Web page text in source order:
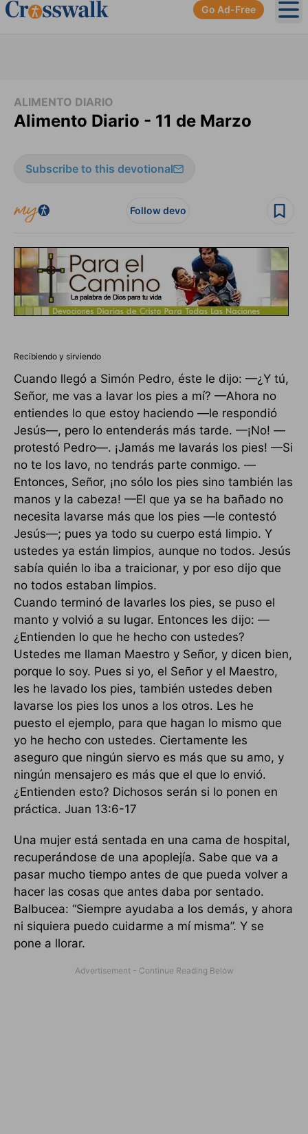
Go Ad-Free
ALIMENTO DIARIO
Alimento Diario - 11 de Marzo
Subscribe to this devotional
Follow devo
Recibiendo y sirviendo
Cuando llegó a Simón Pedro, éste le dijo: —¿Y tú,
Señor, me vas a lavar los pies a mí? —Ahora no
entiendes lo que estoy haciendo —le respondió
Jesús—, pero lo entenderás más tarde. —¡No! —
protestó Pedro—. ¡Jamás me lavarás los pies! —Si
no te los lavo, no tendrás parte conmigo. —
Entonces, Señor, ¡no sólo los pies sino también las
manos y la cabeza! —El que ya se ha bañado no
necesita lavarse más que los pies —le contestó
Jesús—; pues ya todo su cuerpo está limpio. Y
ustedes ya están limpios, aunque no todos. Jesús
sabía quién lo iba a traicionar, y por eso dijo que
no todos estaban limpios.
Cuando terminó de lavarles los pies, se puso el
manto y volvió a su lugar. Entonces les dijo: —
¿Entienden lo que he hecho con ustedes?
Ustedes me llaman Maestro y Señor, y dicen bien,
porque lo soy. Pues si yo, el Señor y el Maestro,
les he lavado los pies, también ustedes deben
lavarse los pies los unos a los otros. Les he
puesto el ejemplo, para que hagan lo mismo que
yo he hecho con ustedes. Ciertamente les
aseguro que ningún siervo es más que su amo, y
ningún mensajero es más que el que lo envió.
¿Entienden esto? Dichosos serán si lo ponen en
práctica. Juan 13:6-17
Una mujer está sentada en una cama de hospital,
recuperándose de una apoplejía. Sabe que va a
pasar mucho tiempo antes de que pueda volver a
hacer las cosas que antes daba por sentado.
Balbucea: “Siempre ayudaba a los demás, y ahora
ni siquiera puedo cuidarme a mí misma”. Y se
pone a llorar.